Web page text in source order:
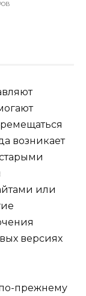
возникает
или
версиях
прежнему